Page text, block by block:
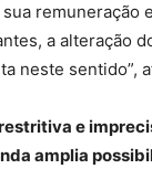
remuneração
a alteração
neste sentido”,
e
amplia